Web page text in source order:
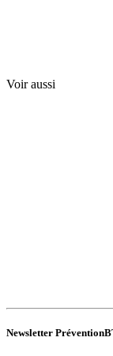
Voir aussi
Newsletter